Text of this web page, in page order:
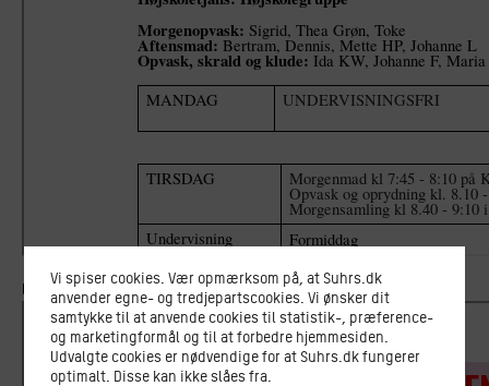
Uge 26
Vi spiser cookies. Vær opmærksom på, at Suhrs.dk
anvender egne- og tredjepartscookies. Vi ønsker dit
samtykke til at anvende cookies til statistik-, præference-
og marketingformål og til at forbedre hjemmesiden.
Udvalgte cookies er nødvendige for at Suhrs.dk fungerer
optimalt. Disse kan ikke slåes fra.